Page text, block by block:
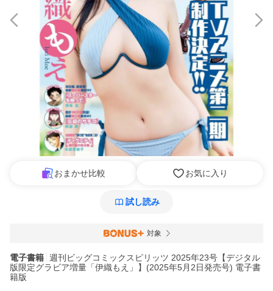
おまかせ比較 お気に入り
試し読み
対象
電子書籍 週刊ビッグコミックスピリッツ 2025年23号【デジタル
版限定グラビア増量「伊織もえ」】(2025年5月2日発売号) 電子書
籍版